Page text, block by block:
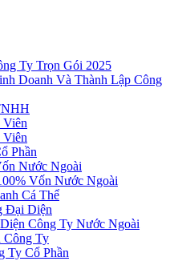
Ty Trọn Gói 2025
Doanh Và Thành Lập Công
Phần
Nước Ngoài
Vốn Nước Ngoài
Cá Thể
Đại Diện
Công Ty Nước Ngoài
Công Ty
Ty Cổ Phần